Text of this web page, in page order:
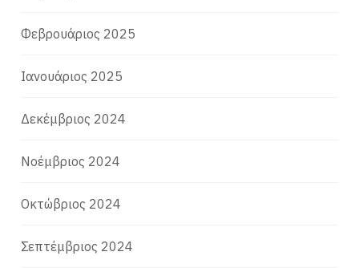
Φεβρουάριος 2025
Ιανουάριος 2025
Δεκέμβριος 2024
Νοέμβριος 2024
Οκτώβριος 2024
Σεπτέμβριος 2024